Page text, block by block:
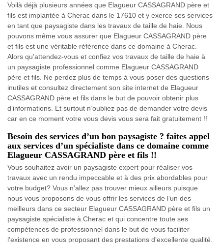
Voilà déjà plusieurs années que Elagueur CASSAGRAND père et
fils est implantée à Cherac dans le 17610 et y exerce ses services
en tant que paysagiste dans les travaux de taille de haie. Nous
pouvons même vous assurer que Elagueur CASSAGRAND père
et fils est une véritable référence dans ce domaine à Cherac.
Alors qu’attendez-vous et confiez vos travaux de taille de haie à
un paysagiste professionnel comme Elagueur CASSAGRAND
père et fils. Ne perdez plus de temps à vous poser des questions
inutiles et consultez directement son site internet de Elagueur
CASSAGRAND père et fils dans le but de pouvoir obtenir plus
d’informations. Et surtout n’oubliez pas de demander votre devis
car en ce moment votre vous devis vous sera fait gratuitement !!
Besoin des services d’un bon paysagiste ? faites appel
aux services d’un spécialiste dans ce domaine comme
Elagueur CASSAGRAND père et fils !!
Vous souhaitez avoir un paysagiste expert pour réaliser vos
travaux avec un rendu impeccable et à des prix abordables pour
votre budget? Vous n’allez pas trouver mieux ailleurs puisque
nous vous proposons de vous offrir les services de l’un des
meilleurs dans ce secteur Elagueur CASSAGRAND père et fils un
paysagiste spécialiste à Cherac et qui concentre toute ses
compétences de professionnel dans le but de vous faciliter
l’existence en vous proposant des prestations d’excellente qualité.